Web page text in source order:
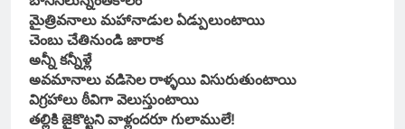
మైత్రివనాలు మహానాడుల ఏడ్పులుంటాయి
చెంబు చేతినుండి జారాక
అన్నీ కన్నీళ్లే
అవమానాలు వడిసెల రాళ్ళయి విసురుతుంటాయి
విగ్రహాలు ఠీవిగా వెలుస్తుంటాయి
తల్లికి జైకొట్టని వాళ్లందరూ గులాములే!